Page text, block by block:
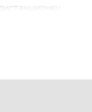
Nash,
пульт для